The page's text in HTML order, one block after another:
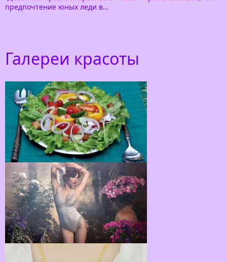
предпочтение юных леди в…
Галереи красоты
Как красиво украсить салат
Салат — это то самое блюдо, которое мало
приготовить, его надо украсить. Вы скажете, что
любое блюдо не помешает красиво
Белье Jolidon